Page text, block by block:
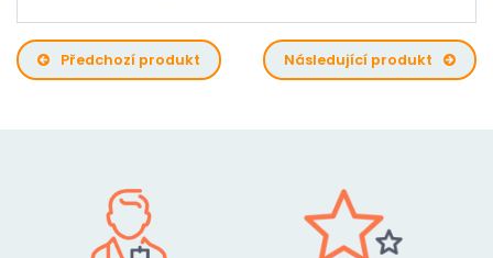
Předchozí produkt Následující produkt